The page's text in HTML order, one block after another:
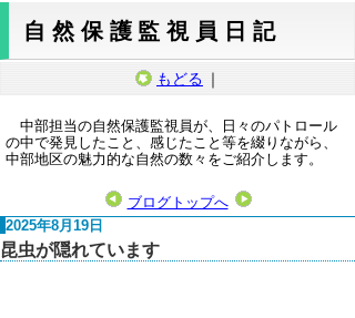
自然保護監視員日記
もどる ｜
中部担当の自然保護監視員が、日々のパトロール
の中で発見したこと、感じたこと等を綴りながら、
中部地区の魅力的な自然の数々をご紹介します。
ブログトップへ
2025年8月19日
昆虫が隠れています